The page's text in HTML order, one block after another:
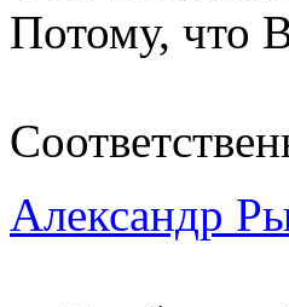
Потому, что
Александр